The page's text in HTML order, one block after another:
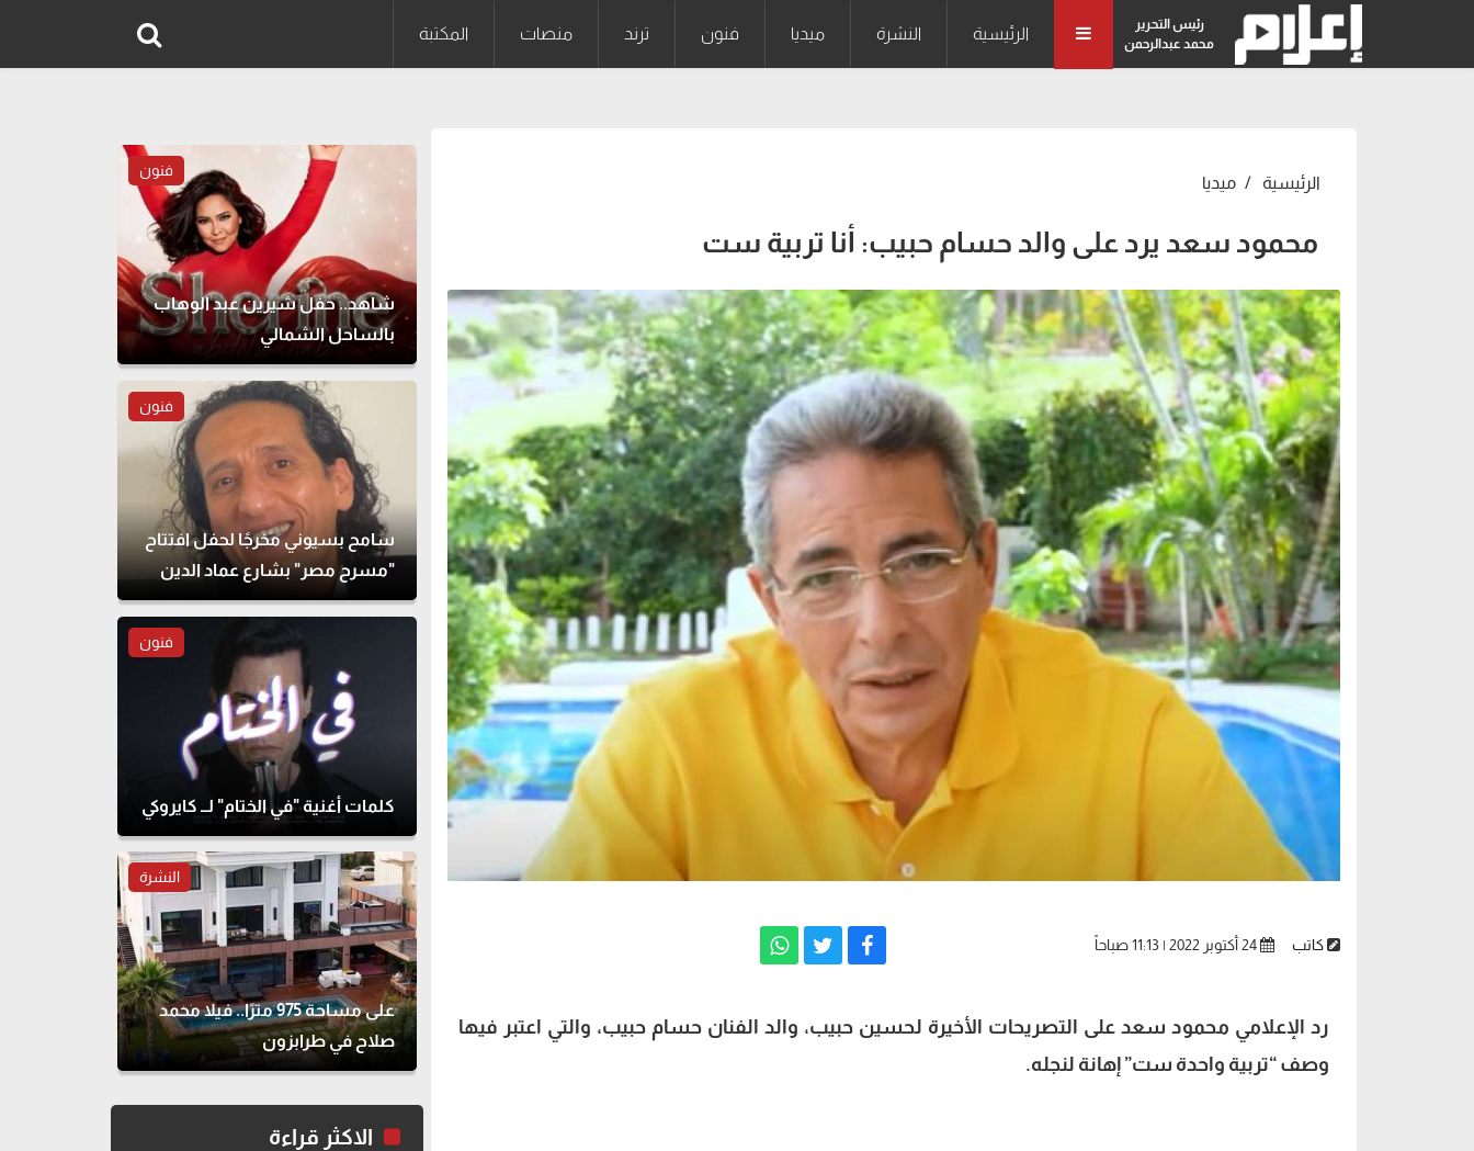
رئيس التحرير
محمد عبدالرحمن
الرئيسية النشرة ميديا فنون ترند منصات المكتبة
الرئيسية ميديا
محمود سعد يرد على والد حسام حبيب: أنا تربية ست
كاتب
رد الإعلامي محمود سعد على التصريحات الأخيرة لحسين حبيب، والد الفنان حسام حبيب، والتي اعتبر فيها
وصف “تربية واحدة ست” إهانة لنجله.
فنون
شاهد.. حفل شيرين عبد الوهاب
بالساحل الشمالي
فنون
سامح بسيوني مخرجًا لحفل افتتاح
"مسرح مصر" بشارع عماد الدين
فنون
كلمات أغنية "في الختام" لــ كايروكي
النشرة
على مساحة 975 مترًا.. فيلا محمد
صلاح في طرابزون
الاكثر قراءة